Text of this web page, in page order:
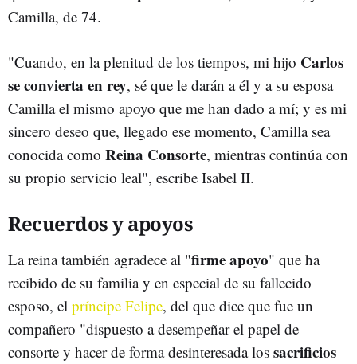
Camilla, de 74.
"Cuando, en la plenitud de los tiempos, mi hijo Carlos
se convierta en rey, sé que le darán a él y a su esposa
Camilla el mismo apoyo que me han dado a mí; y es mi
sincero deseo que, llegado ese momento, Camilla sea
conocida como Reina Consorte, mientras continúa con
su propio servicio leal", escribe Isabel II.
Recuerdos y apoyos
La reina también agradece al "firme apoyo" que ha
recibido de su familia y en especial de su fallecido
esposo, el príncipe Felipe, del que dice que fue un
compañero "dispuesto a desempeñar el papel de
consorte y hacer de forma desinteresada los sacrificios